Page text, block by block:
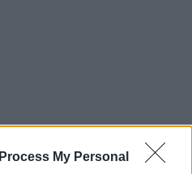
My Personal